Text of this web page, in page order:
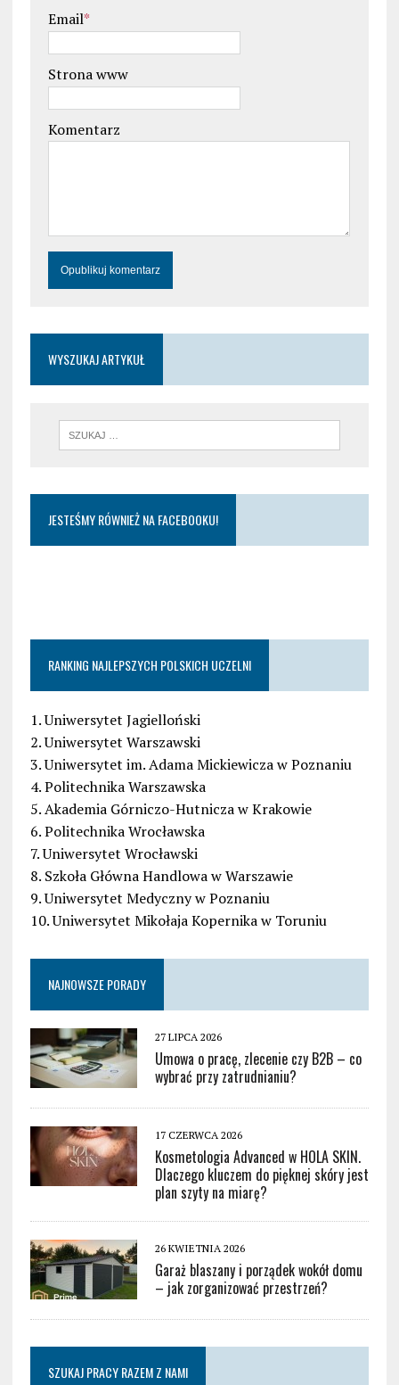
Email*
Strona www
Komentarz
WYSZUKAJ ARTYKUŁ
JESTEŚMY RÓWNIEŻ NA FACEBOOKU!
RANKING NAJLEPSZYCH POLSKICH UCZELNI
1. Uniwersytet Jagielloński
2. Uniwersytet Warszawski
3. Uniwersytet im. Adama Mickiewicza w Poznaniu
4. Politechnika Warszawska
5. Akademia Górniczo-Hutnicza w Krakowie
6. Politechnika Wrocławska
7. Uniwersytet Wrocławski
8. Szkoła Główna Handlowa w Warszawie
9. Uniwersytet Medyczny w Poznaniu
10. Uniwersytet Mikołaja Kopernika w Toruniu
NAJNOWSZE PORADY
27 LIPCA 2026
Umowa o pracę, zlecenie czy B2B – co
wybrać przy zatrudnianiu?
17 CZERWCA 2026
Kosmetologia Advanced w HOLA SKIN.
Dlaczego kluczem do pięknej skóry jest
plan szyty na miarę?
26 KWIETNIA 2026
Garaż blaszany i porządek wokół domu
– jak zorganizować przestrzeń?
SZUKAJ PRACY RAZEM Z NAMI